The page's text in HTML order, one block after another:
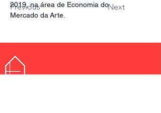
Previous Next
2019, na área de Economia do
Mercado da Arte.